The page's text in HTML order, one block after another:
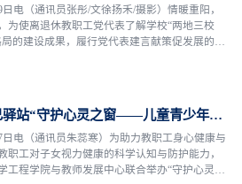
电（通讯员张彤/文徐扬禾/摄影）情暖重阳，
为使离退休教职工党代表了解学校“两地三校
的建设成果，履行党代表建言献策促发展的职
新院领导的介绍下，离退休党代表们详细了解
局、科研突破及学生招生等情况，并参观了图
北航举办悦己驿站“守护心灵之窗——儿童青少年近视防控”专题讲座
日电（通讯员朱蕊寒）为助力教职工身心健康与
职工对子女视力健康的科学认知与防护能力，
工程学院与教师发展中心联合举办“守护心灵之